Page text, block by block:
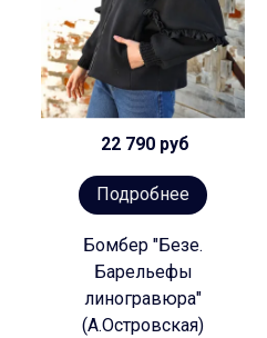
22 790 руб
Подробнее
Бомбер "Безе.
Барельефы
линогравюра"
(А.Островская)